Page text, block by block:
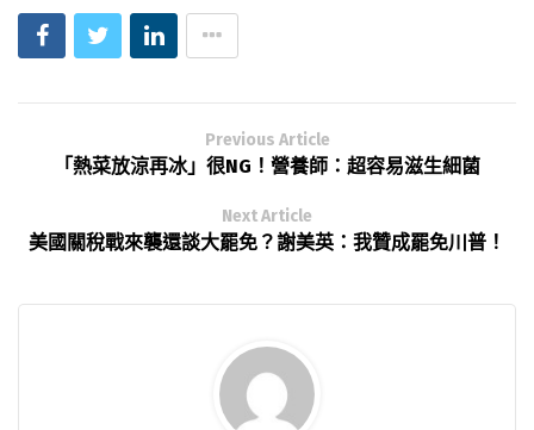
Previous Article
「熱菜放涼再冰」很NG！營養師：超容易滋生細菌
Next Article
美國關稅戰來襲還談大罷免？謝美英：我贊成罷免川普！